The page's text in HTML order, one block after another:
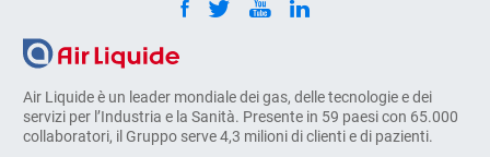
Air Liquide è un leader mondiale dei gas, delle tecnologie e dei
servizi per l’Industria e la Sanità. Presente in 59 paesi con 65.000
collaboratori, il Gruppo serve 4,3 milioni di clienti e di pazienti.